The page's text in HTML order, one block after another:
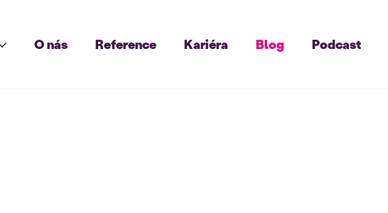
O nás Reference Kariéra Blog Podcast